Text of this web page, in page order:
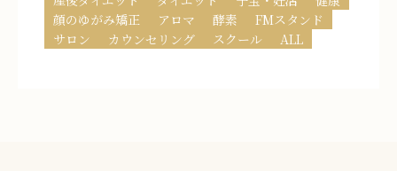
顔のゆがみ矯正
アロマ 酵素
FMスタンド
サロン
カウンセリング スクール ALL